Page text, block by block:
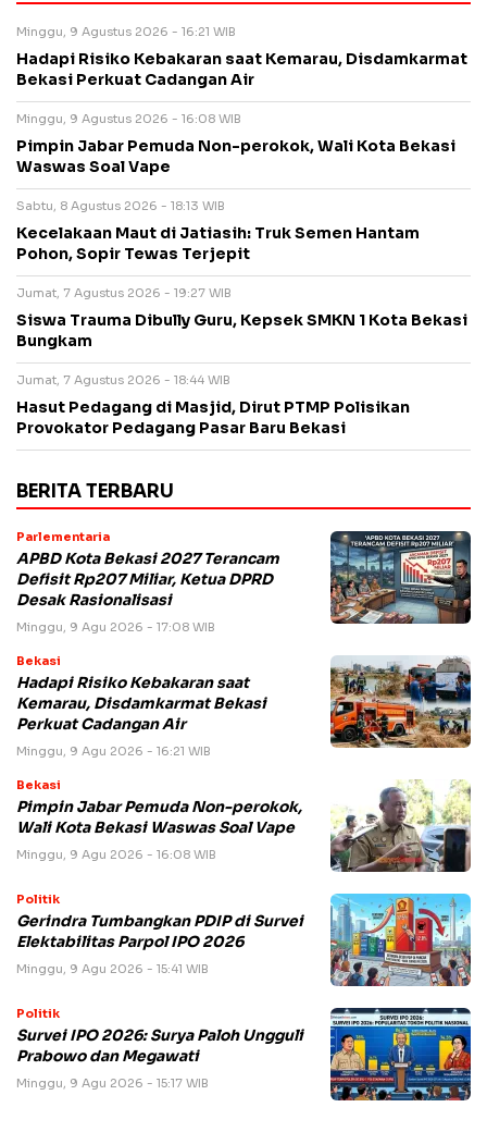
Minggu, 9 Agustus 2026 - 16:21 WIB
Hadapi Risiko Kebakaran saat Kemarau, Disdamkarmat
Bekasi Perkuat Cadangan Air
Minggu, 9 Agustus 2026 - 16:08 WIB
Pimpin Jabar Pemuda Non-perokok, Wali Kota Bekasi
Waswas Soal Vape
Sabtu, 8 Agustus 2026 - 18:13 WIB
Kecelakaan Maut di Jatiasih: Truk Semen Hantam
Pohon, Sopir Tewas Terjepit
Jumat, 7 Agustus 2026 - 19:27 WIB
Siswa Trauma Dibully Guru, Kepsek SMKN 1 Kota Bekasi
Bungkam
Jumat, 7 Agustus 2026 - 18:44 WIB
Hasut Pedagang di Masjid, Dirut PTMP Polisikan
Provokator Pedagang Pasar Baru Bekasi
BERITA TERBARU
Parlementaria
APBD Kota Bekasi 2027 Terancam
Defisit Rp207 Miliar, Ketua DPRD
Desak Rasionalisasi
Minggu, 9 Agu 2026 - 17:08 WIB
Bekasi
Hadapi Risiko Kebakaran saat
Kemarau, Disdamkarmat Bekasi
Perkuat Cadangan Air
Minggu, 9 Agu 2026 - 16:21 WIB
Bekasi
Pimpin Jabar Pemuda Non-perokok,
Wali Kota Bekasi Waswas Soal Vape
Minggu, 9 Agu 2026 - 16:08 WIB
Politik
Gerindra Tumbangkan PDIP di Survei
Elektabilitas Parpol IPO 2026
Minggu, 9 Agu 2026 - 15:41 WIB
Politik
Survei IPO 2026: Surya Paloh Ungguli
Prabowo dan Megawati
Minggu, 9 Agu 2026 - 15:17 WIB